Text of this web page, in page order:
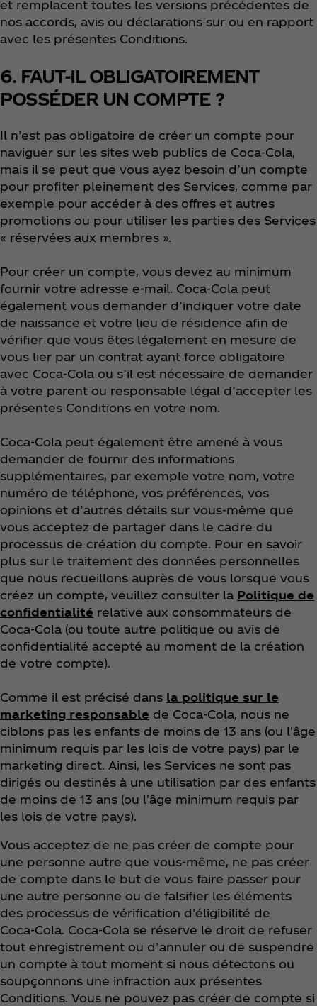
et remplacent toutes les versions précédentes de
nos accords, avis ou déclarations sur ou en rapport
avec les présentes Conditions.
6. FAUT-IL OBLIGATOIREMENT
POSSÉDER UN COMPTE ?
Il n’est pas obligatoire de créer un compte pour
naviguer sur les sites web publics de Coca‑Cola,
mais il se peut que vous ayez besoin d’un compte
pour profiter pleinement des Services, comme par
exemple pour accéder à des offres et autres
promotions ou pour utiliser les parties des Services
« réservées aux membres ».
Pour créer un compte, vous devez au minimum
fournir votre adresse e-mail. Coca‑Cola peut
également vous demander d’indiquer votre date
de naissance et votre lieu de résidence afin de
vérifier que vous êtes légalement en mesure de
vous lier par un contrat ayant force obligatoire
avec Coca‑Cola ou s’il est nécessaire de demander
à votre parent ou responsable légal d’accepter les
présentes Conditions en votre nom.
Coca‑Cola peut également être amené à vous
demander de fournir des informations
supplémentaires, par exemple votre nom, votre
numéro de téléphone, vos préférences, vos
opinions et d’autres détails sur vous-même que
vous acceptez de partager dans le cadre du
processus de création du compte. Pour en savoir
plus sur le traitement des données personnelles
que nous recueillons auprès de vous lorsque vous
créez un compte, veuillez consulter la Politique de
confidentialité relative aux consommateurs de
Coca‑Cola (ou toute autre politique ou avis de
confidentialité accepté au moment de la création
de votre compte).
Comme il est précisé dans la politique sur le
marketing responsable de Coca‑Cola, nous ne
ciblons pas les enfants de moins de 13 ans (ou l'âge
minimum requis par les lois de votre pays) par le
marketing direct. Ainsi, les Services ne sont pas
dirigés ou destinés à une utilisation par des enfants
de moins de 13 ans (ou l'âge minimum requis par
les lois de votre pays).
Vous acceptez de ne pas créer de compte pour
une personne autre que vous-même, ne pas créer
de compte dans le but de vous faire passer pour
une autre personne ou de falsifier les éléments
des processus de vérification d’éligibilité de
Coca‑Cola. Coca‑Cola se réserve le droit de refuser
tout enregistrement ou d’annuler ou de suspendre
un compte à tout moment si nous détectons ou
soupçonnons une infraction aux présentes
Conditions. Vous ne pouvez pas créer de compte si